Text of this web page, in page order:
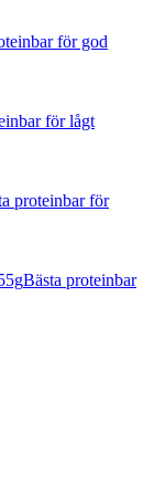
för god
för lågt
proteinbar för
Bästa proteinbar